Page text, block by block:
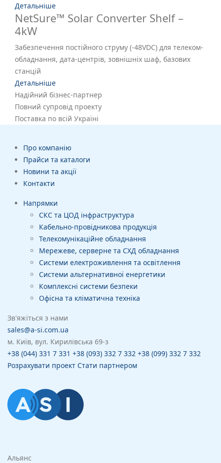
Детальніше
NetSure™ Solar Converter Shelf –
4kW
Забезпечення постійного струму (-48VDC) для телеком-
обладнання, дата-центрів, зовнішніх шаф, базових
станцій
Детальніше
Надійний бізнес-партнер
Повний супровід проекту
Поставка по всій Україні
Про компанію
Прайси та каталоги
Новини та акції
Контакти
Напрямки
СКС та ЦОД інфраструктура
Кабельно-провідникова продукція
Телекомунікаційне обладнання
Мережеве, серверне та СХД обладнання
Системи електроживлення та освітлення
Системи альтернативної енергетики
Комплексні системи безпеки
Офісна та кліматична техніка
Зв'яжіться з нами
sales@a-si.com.ua
м. Київ, вул. Кирилівська 69-з
+38 (044) 331 7 331 +38 (093) 332 7 332 +38 (099) 332 7 332
Розрахувати проект Стати партнером
Альянс